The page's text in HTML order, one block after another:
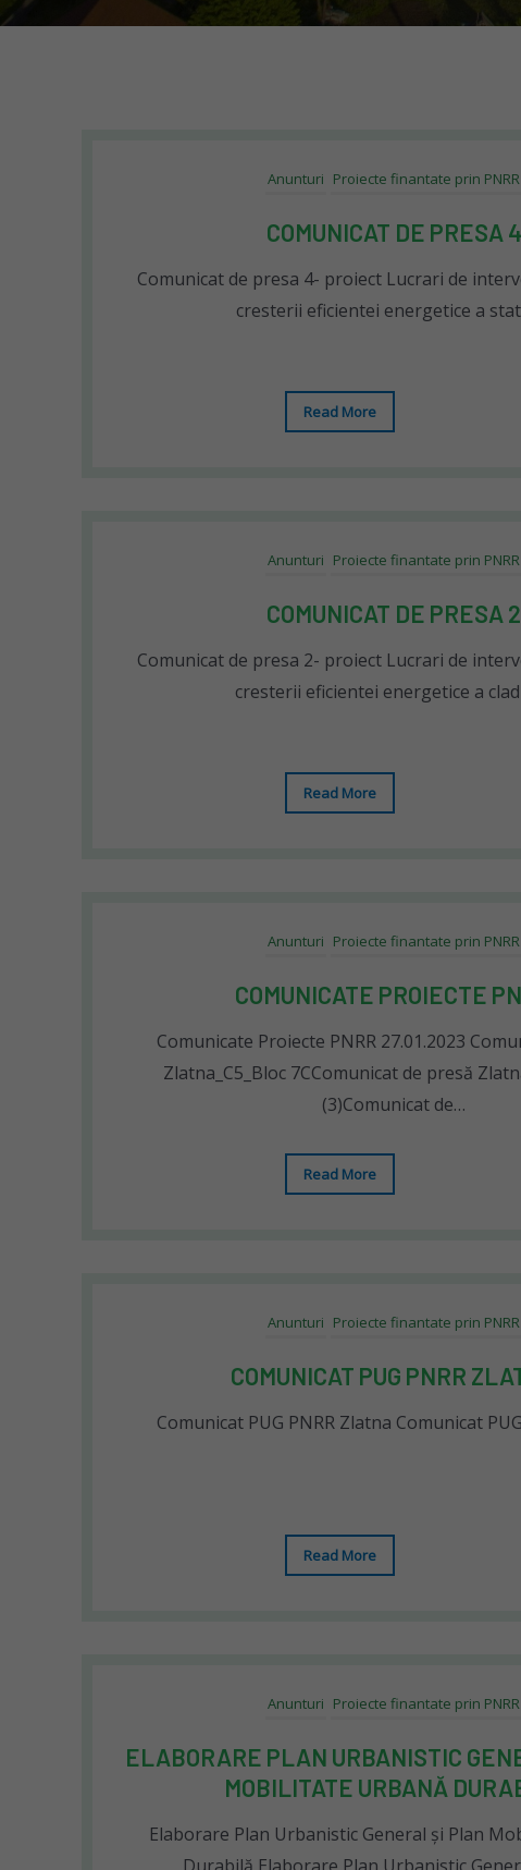
Anunturi Proiecte finantate prin PNRR
COMUNICAT DE PRESA 4
Comunicat de presa 4- proiect Lucrari de
cresterii eficientei energetice a
Read More
Anunturi Proiecte finantate prin PNRR
COMUNICAT DE PRESA 2
Comunicat de presa 2- proiect Lucrari de
cresterii eficientei energetice a
Read More
Anunturi Proiecte finantate prin PNRR
COMUNICATE PROIECTE
Comunicate Proiecte PNRR 27.01.2023
Zlatna_C5_Bloc 7CComunicat de presă
(3)Comunicat de…
Read More
Anunturi Proiecte finantate prin PNRR
COMUNICAT PUG PNRR
Comunicat PUG PNRR Zlatna Comunicat
Read More
Anunturi Proiecte finantate prin PNRR
ELABORARE PLAN URBANISTIC
MOBILITATE URBANĂ
Elaborare Plan Urbanistic General și Plan